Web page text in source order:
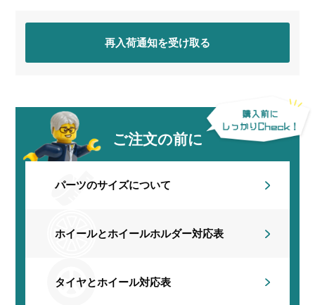
再入荷通知を受け取る
ご注文の前に
パーツのサイズについて
ホイールとホイールホルダー対応表
タイヤとホイール対応表